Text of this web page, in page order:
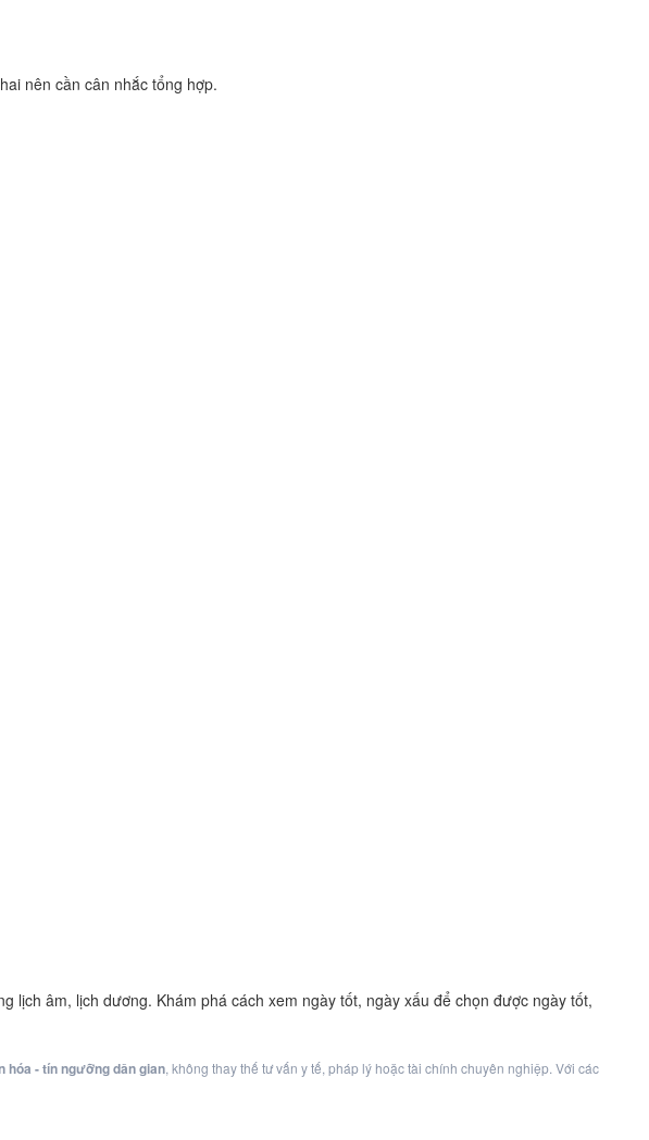
nên cần cân nhắc tổng hợp.
lịch âm, lịch dương. Khám phá cách xem ngày tốt, ngày xấu để chọn được ngày tốt,
hóa - tín ngưỡng dân gian, không thay thế tư vấn y tế, pháp lý hoặc tài chính chuyên nghiệp. Với các